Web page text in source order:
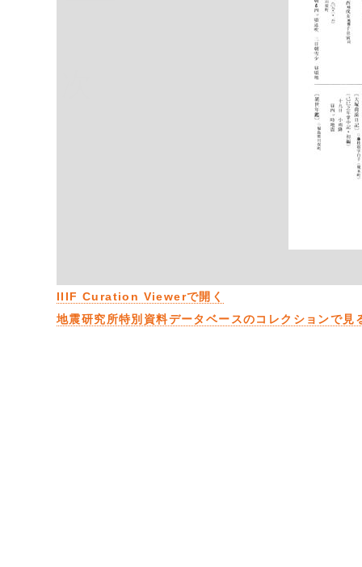
IIIF Curation Viewerで開く
地震研究所特別資料データベースのコレクションで見